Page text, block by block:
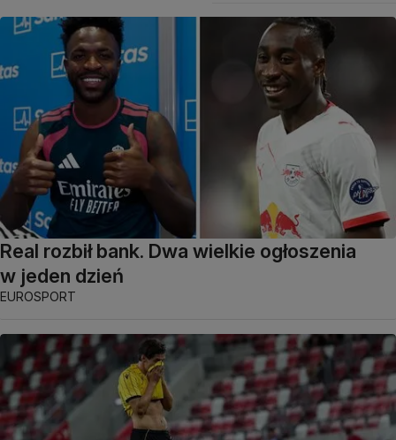
Real rozbił bank. Dwa wielkie ogłoszenia
w jeden dzień
EUROSPORT